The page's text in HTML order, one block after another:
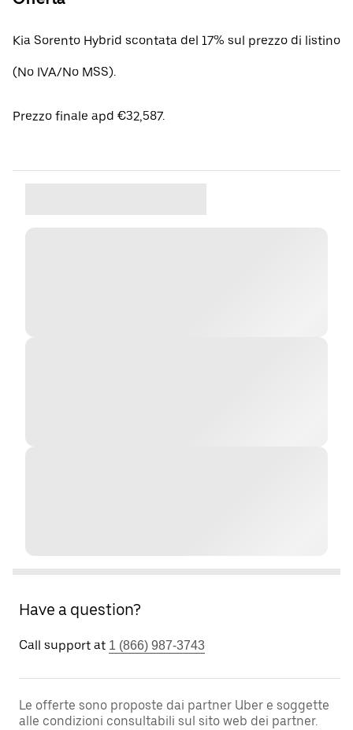
Kia Sorento Hybrid scontata del 17% sul prezzo di listino
(No IVA/No MSS).
Prezzo finale apd €32,587.
Have a question?
Call support at 1 (866) 987-3743
Le offerte sono proposte dai partner Uber e soggette
alle condizioni consultabili sul sito web dei partner.